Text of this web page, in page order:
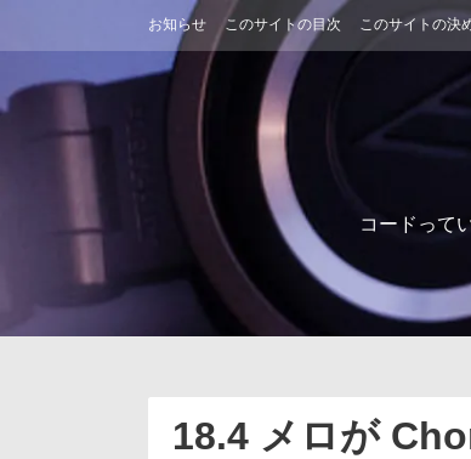
ン
ツ
お知らせ このサイトの目次 このサイトの決
コードって
18.4 メロが